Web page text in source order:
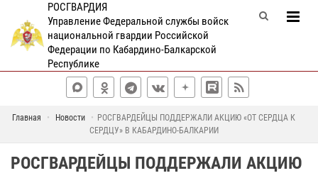
РОСГВАРДИЯ
Управление Федеральной службы войск
национальной гвардии Российской
Федерации по Кабардино-Балкарской
Республике
Главная Новости
РОСГВАРДЕЙЦЫ ПОДДЕРЖАЛИ АКЦИЮ «ОТ СЕРДЦА К
СЕРДЦУ» В КАБАРДИНО-БАЛКАРИИ
РОСГВАРДЕЙЦЫ ПОДДЕРЖАЛИ АКЦИЮ